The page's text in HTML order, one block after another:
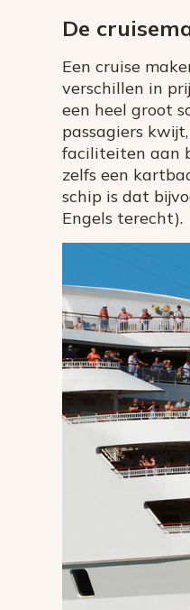
De
Een cruise
verschillen in
een heel groot
passagiers
faciliteiten aan
zelfs een
schip is dat
Engels terecht).